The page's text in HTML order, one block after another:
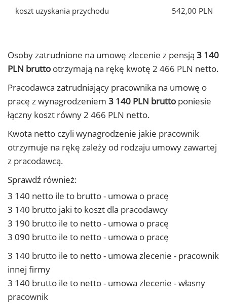
koszt uzyskania przychodu
542,00 PLN
Osoby zatrudnione na umowę zlecenie z pensją 3 140
PLN brutto otrzymają na rękę kwotę 2 466 PLN netto.
Pracodawca zatrudniający pracownika na umowę o
pracę z wynagrodzeniem 3 140 PLN brutto poniesie
łączny koszt równy 2 466 PLN netto.
Kwota netto czyli wynagrodzenie jakie pracownik
otrzymuje na rękę zależy od rodzaju umowy zawartej
z pracodawcą.
Sprawdź również:
3 140 netto ile to brutto - umowa o pracę
3 140 brutto jaki to koszt dla pracodawcy
3 190 brutto ile to netto - umowa o pracę
3 090 brutto ile to netto - umowa o pracę
3 140 brutto ile to netto - umowa zlecenie - pracownik
innej firmy
3 140 brutto ile to netto - umowa zlecenie - własny
pracownik